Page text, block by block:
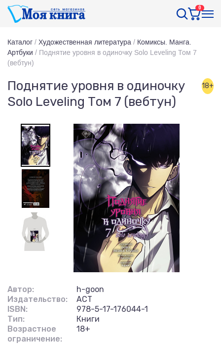
0
Каталог / Художественная литература / Комиксы. Манга.
Артбуки / Поднятие уровня в одиночку Solo Leveling Том 7
(вебтун)
Поднятие уровня в одиночку
Solo Leveling Том 7 (вебтун)
18+
Автор:
h-goon
Издательство:
АСТ
ISBN:
978-5-17-176044-1
Тип:
Книги
Возрастное
ограничение:
18+